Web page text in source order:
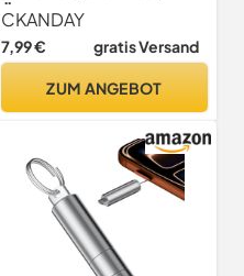
Öffnungswerkzeug
Auswurfstifte Nadelöffner
Auswerfer kompatibel mit
Samsung Galaxy Handy
Kettengliederentferner,
Schwarz
CKANDAY
7,99 € gratis Versand
ZUM ANGEBOT